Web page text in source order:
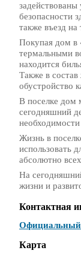
безопасности
также въезд
Покупая дом в
термальными
находится
Также в
обустройство
В поселке дом
сегодняшний
Жизнь в
использовать
абсолютно
На
жизни и
Контактная
Официальный
Карта